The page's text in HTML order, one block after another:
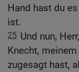
Hand hast du
ist.
25 Und nun,
Knecht,
zugesagt hast,